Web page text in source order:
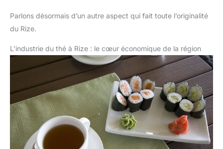
Parlons désormais d’un autre aspect qui fait toute l’originalité
du Rize.
L’industrie du thé à Rize : le cœur économique de la région